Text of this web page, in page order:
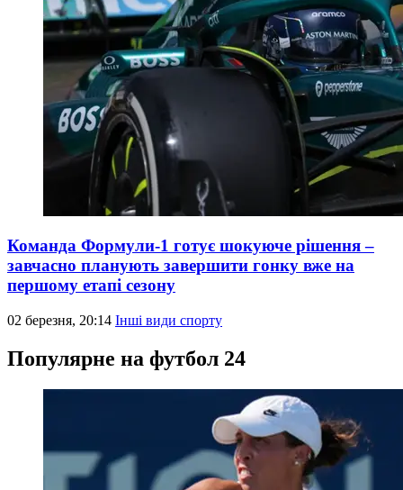
Команда Формули-1 готує шокуюче рішення –
завчасно планують завершити гонку вже на
першому етапі сезону
02 березня, 20:14 Інші види спорту
Популярне на футбол 24